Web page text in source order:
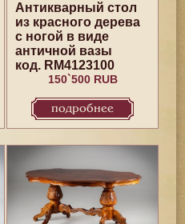
Антикварный стол
из красного дерева
с ногой в виде
античной вазы
код. RM4123100
150`500 RUB
подробнее